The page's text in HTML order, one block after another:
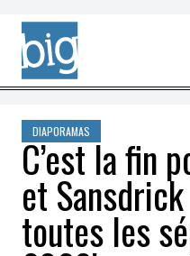
Skip to content
DIAPORAMAS
C’est la fin
et
toutes les